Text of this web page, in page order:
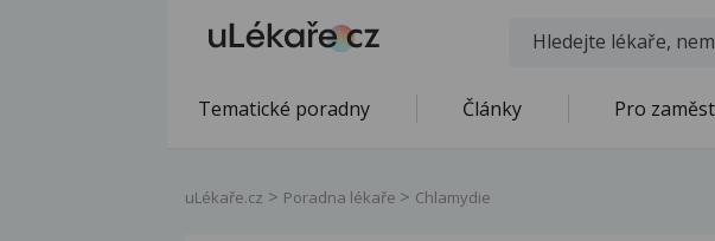
Tematické poradny Články Pro
uLékaře.cz Poradna lékaře Chlamydie